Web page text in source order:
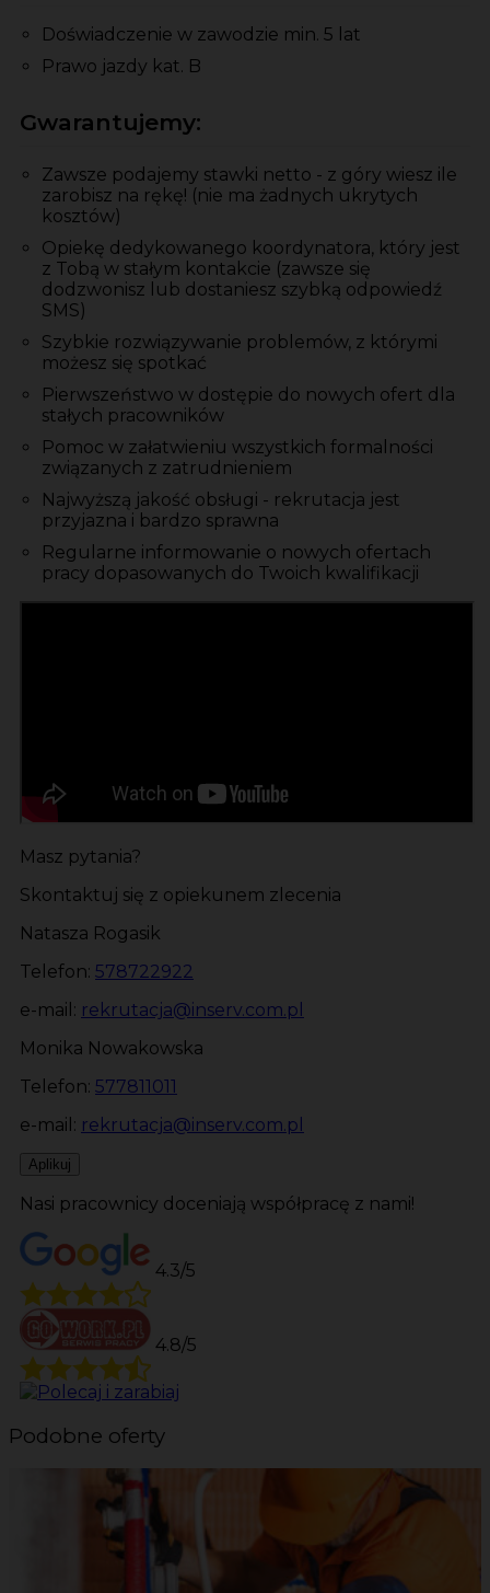
Doświadczenie w zawodzie min. 5 lat
Prawo jazdy kat. B
Gwarantujemy:
Zawsze podajemy stawki netto - z góry wiesz ile
zarobisz na rękę! (nie ma żadnych ukrytych
kosztów)
Opiekę dedykowanego koordynatora, który jest
z Tobą w stałym kontakcie (zawsze się
dodzwonisz lub dostaniesz szybką odpowiedź
SMS)
Szybkie rozwiązywanie problemów, z którymi
możesz się spotkać
Pierwszeństwo w dostępie do nowych ofert dla
stałych pracowników
Pomoc w załatwieniu wszystkich formalności
związanych z zatrudnieniem
Najwyższą jakość obsługi - rekrutacja jest
przyjazna i bardzo sprawna
Regularne informowanie o nowych ofertach
pracy dopasowanych do Twoich kwalifikacji
Masz pytania?
Skontaktuj się z opiekunem zlecenia
Natasza Rogasik
Telefon: 578722922
e-mail: rekrutacja@inserv.com.pl
Monika Nowakowska
Telefon: 577811011
e-mail: rekrutacja@inserv.com.pl
Aplikuj
Nasi pracownicy doceniają współpracę z nami!
4.3/5
4.8/5
Podobne oferty